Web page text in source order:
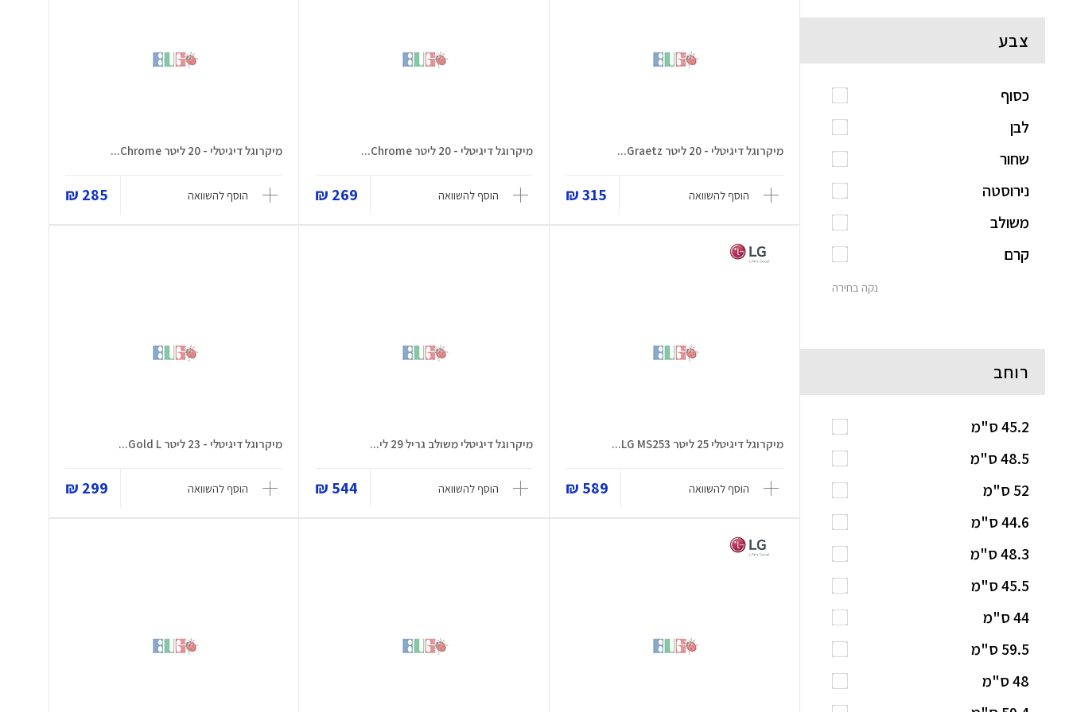
מיקרוגל דיגיטלי - 20 ליטר Graetz...
הוסף להשוואה 315 ₪
מיקרוגל דיגיטלי - 20 ליטר Chrome...
הוסף להשוואה 269 ₪
מיקרוגל דיגיטלי - 20 ליטר Chrome...
הוסף להשוואה 285 ₪
מיקרוגל דיגיטלי 25 ליטר LG MS253...
הוסף להשוואה 589 ₪
מיקרוגל דיגיטלי משולב גריל 29 לי...
הוסף להשוואה 544 ₪
מיקרוגל דיגיטלי - 23 ליטר Gold L...
הוסף להשוואה 299 ₪
צבע
כסוף
לבן
שחור
נירוסטה
משולב
קרם
נקה בחירה
רוחב
45.2 ס"מ
48.5 ס"מ
52 ס"מ
44.6 ס"מ
48.3 ס"מ
45.5 ס"מ
44 ס"מ
59.5 ס"מ
48 ס"מ